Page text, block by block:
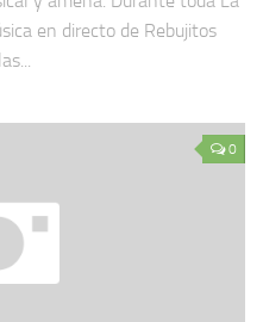
en directo de Rebujitos
0